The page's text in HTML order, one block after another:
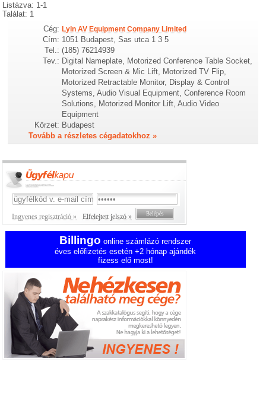
Listázva: 1-1
Találat: 1
Cég: Lyln AV Equipment Company Limited
Cím: 1051 Budapest, Sas utca 1 3 5
Tel.: (185) 76214939
Tev.: Digital Nameplate, Motorized Conference Table Socket,
Motorized Screen & Mic Lift, Motorized TV Flip,
Motorized Retractable Monitor, Display & Control
Systems, Audio Visual Equipment, Conference Room
Solutions, Motorized Monitor Lift, Audio Video
Equipment
Körzet: Budapest
Tovább a részletes cégadatokhoz »
Ingyenes regisztráció » Elfelejtett jelszó »
Billingo online számlázó rendszer
éves előfizetés esetén +2 hónap ajándék
fizess elő most!